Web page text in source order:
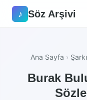
♪ Söz Arşivi
Ana Sayfa ›
Burak